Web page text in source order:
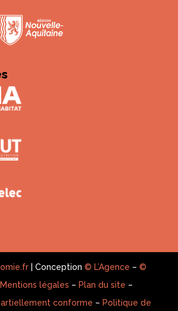
| Conception© L’Agence –©
Mentions légales – Plan du site –
conforme – Politique de